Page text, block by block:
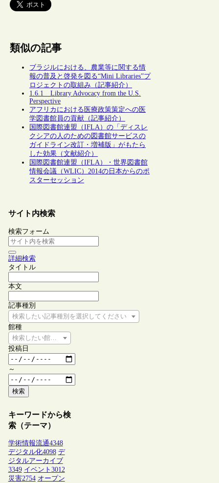
類似の記事
ブラジルにおける、農業等に関する情
報の普及と啓発を図る“Mini Libraries”プ
ロジェクトの取組み（記事紹介）
1.6.1 Library Advocacy from the U.S.
Perspective
アフリカにおける医療政策策定への医
学図書館員の貢献（記事紹介）
国際図書館連盟（IFLA）の「ディスレ
クシアの人のための図書館サービスの
ガイドライン改訂・増補版」がもたら
した効果（文献紹介）
国際図書館連盟（IFLA）・世界図書館
情報会議（WLIC）2014の日本からのポ
スターセッション
サイト内検索
検索フォーム
詳細検索
タイトル
本文
記事種別
検索したい記事種別を選択してください
館種
検索したい館種を選択してください
投稿日
～
検索
キーワードから検
索（テーマ）
学術情報流通4348
デジタル化4098 デ
ジタルアーカイブ
3349 イベント 3012
災害2754 オープン